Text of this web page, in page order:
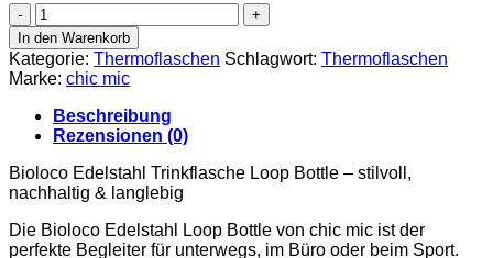
bioloco
loop
Mini
line
art
leaves
Menge
In den Warenkorb
Kategorie: Thermoflaschen Schlagwort: Thermoflaschen
Marke: chic mic
Beschreibung
Rezensionen (0)
Bioloco Edelstahl Trinkflasche Loop Bottle – stilvoll,
nachhaltig & langlebig
Die Bioloco Edelstahl Loop Bottle von chic mic ist der
perfekte Begleiter für unterwegs, im Büro oder beim Sport.